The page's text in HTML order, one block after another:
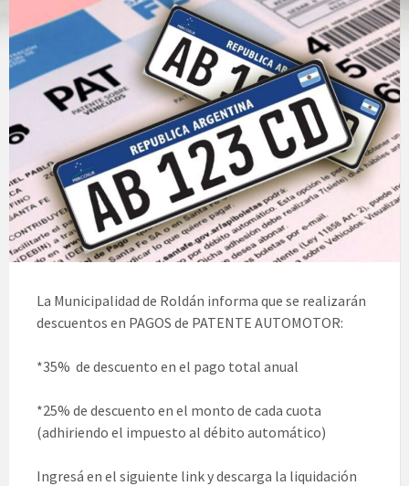
La Municipalidad de Roldán informa que se realizarán
descuentos en PAGOS de PATENTE AUTOMOTOR:
*35% de descuento en el pago total anual
*25% de descuento en el monto de cada cuota
(adhiriendo el impuesto al débito automático)
Ingresá en el siguiente link y descarga la liquidación